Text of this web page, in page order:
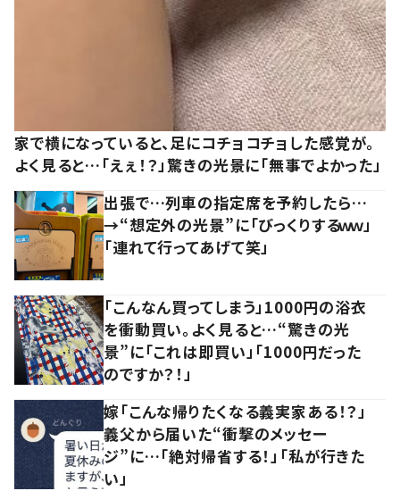
家で横になっていると、足にコチョコチョした感覚が。
よく見ると…「えぇ！？」驚きの光景に「無事でよかった」
出張で…列車の指定席を予約したら…
→“想定外の光景”に「びっくりするｗｗ」
「連れて行ってあげて笑」
「こんなん買ってしまう」1000円の浴衣
を衝動買い。よく見ると…“驚きの光
景”に「これは即買い」「1000円だった
のですか？！」
嫁「こんな帰りたくなる義実家ある！？」
義父から届いた“衝撃のメッセー
ジ”に…「絶対帰省する！」「私が行きた
い」